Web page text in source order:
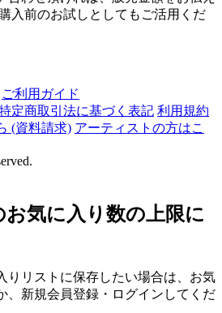
入前のお試しとしてもご活用くだ
ご利用ガイド
定商取引法に基づく表記 利用規約
(資料請求) アーティストの方はこ
気に入り数の上限に
りリストに保存したい場合は、お気
、新規会員登録・ログインしてくだ